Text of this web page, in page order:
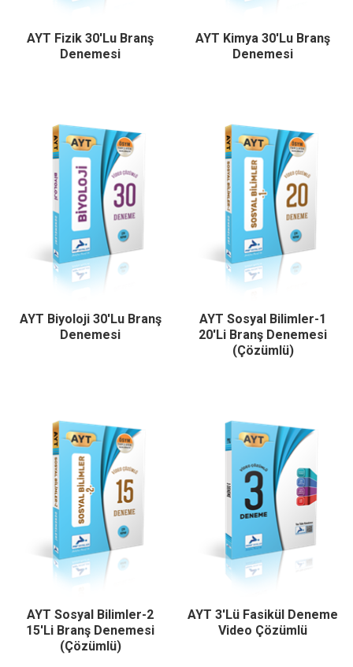
AYT Fizik 30'lu Branş
Denemesi
AYT Kimya 30'lu Branş
Denemesi
AYT Biyoloji 30'lu Branş
Denemesi
AYT Sosyal Bilimler-1
20'li Branş Denemesi
(Çözümlü)
AYT Sosyal Bilimler-2
15'li Branş Denemesi
(Çözümlü)
AYT 3'Lü Fasikül Deneme
Video Çözümlü